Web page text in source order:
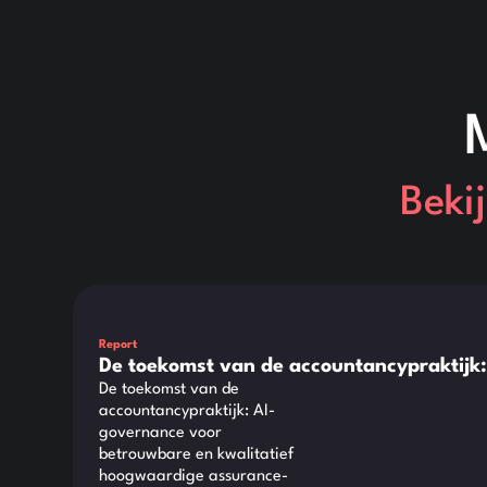
Report
De toekomst van de
De toekomst van de
accountancypraktijk: AI-
governance voor
betrouwbare en kwalitatief
hoogwaardige assurance-